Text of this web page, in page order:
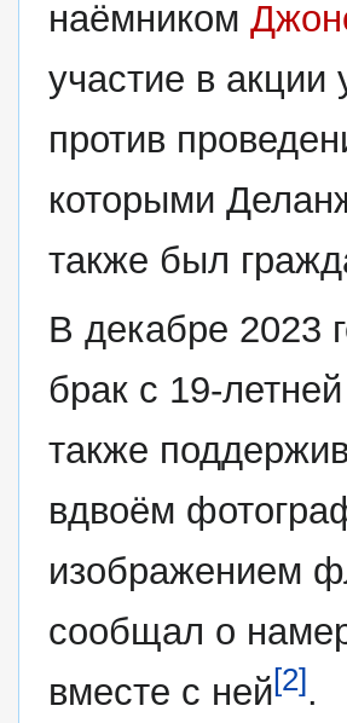
наёмником
участие в акции
против
которыми
также был
В декабре 2023
брак с 19-
также
вдвоём
изображением
сообщал о
вместе с ней[2].